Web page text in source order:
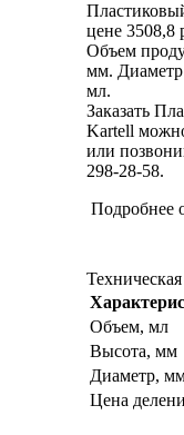
цене 3508,8
Объем
мм.
мл.
Заказать
Kartell
или
298-28-58.
Подробнее
Объем, мл
Высота, мм
Диаметр,
Цена